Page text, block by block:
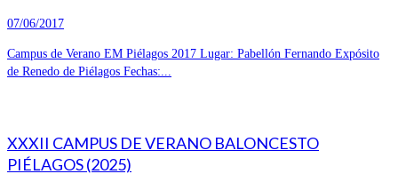
07/06/2017
Campus de Verano EM Piélagos 2017 Lugar: Pabellón Fernando Expósito
de Renedo de Piélagos Fechas:...
XXXII CAMPUS DE VERANO BALONCESTO
PIÉLAGOS (2025)